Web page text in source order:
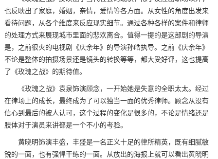
也反映出了家庭，婚姻，亲情，爱情等各方面。从女性的角度出发来
看待问题，从各个维度来反应现实细节。通过各种各样的案件和律师
的处理方式来展现城市里面的悲欢离合。值得一提的是这部剧的导演
是，之前很火的电视剧《庆余年》的导演孙皓执导。之前《庆余年》
不论是整体的拍摄场景还是镜头的转换等等，都大受好评，这也提高
了《玫瑰之战》的期待值。
《玫瑰之战》袁泉饰演顾念，一开始她是失意的全职太太。经过
在律场上的成长，最终成为了可以独当一面的优秀律师。顾念从没有
信心到最后的被人认可，这个过程的变化是很多的，不论是情绪还是
肢体对于演员来讲都是一个不小的考验。
黄晓明饰演丰盛，丰盛是一名正义十足的律所精英，既有细腻敏
锐的一面，也有强悍干练的一面。从放出的海报上就可以看出黄晓明